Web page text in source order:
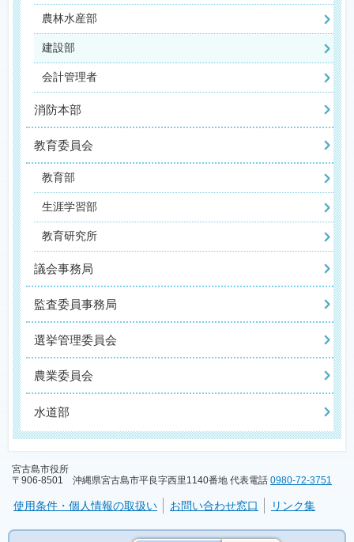
農林水産部
建設部
会計管理者
消防本部
教育委員会
教育部
生涯学習部
教育研究所
議会事務局
監査委員事務局
選挙管理委員会
農業委員会
水道部
宮古島市役所
〒906-8501 沖縄県宮古島市平良字西里1140番地 代表電話 0980-72-3751
使用条件・個人情報の取扱い お問い合わせ窓口 リンク集